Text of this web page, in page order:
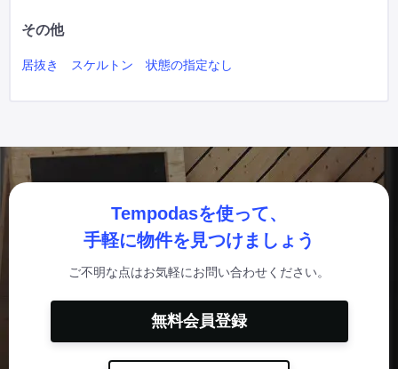
その他
居抜き スケルトン 状態の指定なし
Tempodasを使って、
手軽に物件を見つけましょう
ご不明な点はお気軽にお問い合わせください。
無料会員登録